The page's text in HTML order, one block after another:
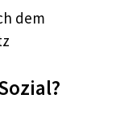
dem